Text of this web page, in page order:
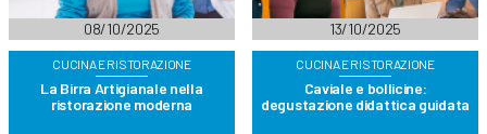
08/10/2025 13/10/2025
CUCINA E RISTORAZIONE
La Birra Artigianale nella
ristorazione moderna
CUCINA E RISTORAZIONE
Caviale e bollicine:
degustazione didattica guidata